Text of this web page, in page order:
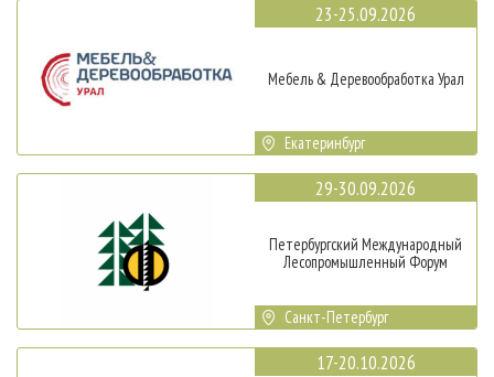
23-25.09.2026
Мебель & Деревообработка Урал
Екатеринбург
29-30.09.2026
Петербургский Международный
Лесопромышленный Форум
Санкт-Петербург
17-20.10.2026